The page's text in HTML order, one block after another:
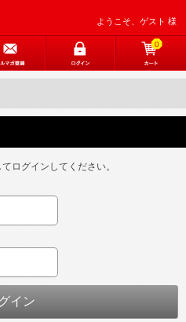
ようこそ、ゲスト 様
0
ログインしてください。